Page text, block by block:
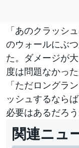
「あのクラッシ
のウォールにぶ
た。ダメージが
度は問題なかっ
「ただロングラ
ッシュするなら
必要はあるだろう
関連ニュ